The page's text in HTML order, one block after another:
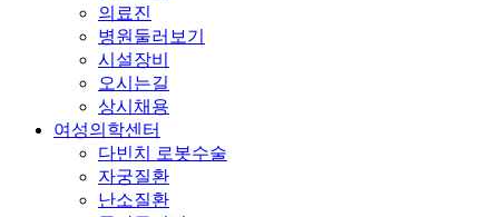
의료진
병원둘러보기
시설장비
오시는길
상시채용
여성의학센터
다빈치 로봇수술
자궁질환
난소질환